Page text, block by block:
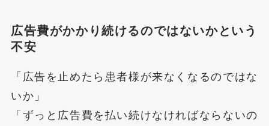
広告費がかかり続けるのではないかという
不安
「広告を止めたら患者様が来なくなるのではな
いか」
「ずっと広告費を払い続けなければならないの